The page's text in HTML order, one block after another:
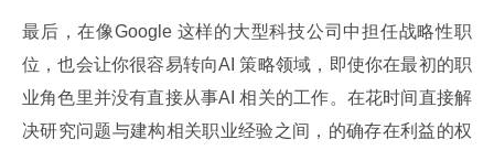
最后，在像Google 这样的大型科技公司中担任战略性职
位，也会让你很容易转向AI 策略领域，即使你在最初的职
业角色里并没有直接从事AI 相关的工作。在花时间直接解
决研究问题与建构相关职业经验之间，的确存在利益的权